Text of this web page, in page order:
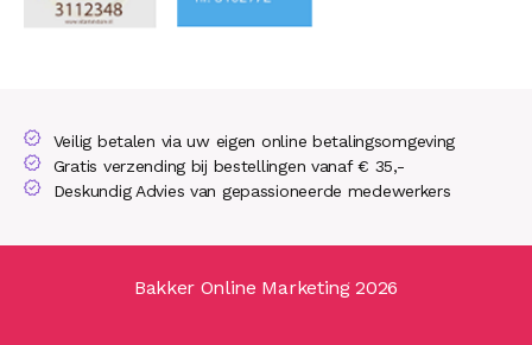
Veilig betalen via uw eigen online betalingsomgeving
Gratis verzending bij bestellingen vanaf € 35,-
Deskundig Advies van gepassioneerde medewerkers
Bakker Online Marketing 2026